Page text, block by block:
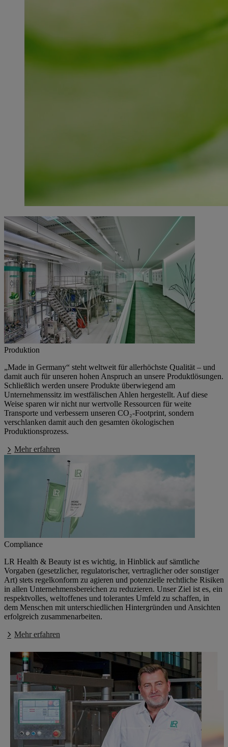
Produktion
„Made in Germany“ steht weltweit für allerhöchste Qualität – und
damit auch für unseren hohen Anspruch an unsere Produktlösungen.
Schließlich werden unsere Produkte überwiegend am
Unternehmenssitz im westfälischen Ahlen hergestellt. Auf diese
Weise sparen wir nicht nur wertvolle Ressourcen für weite
Transporte und verbessern unseren CO₂-Footprint, sondern
verschlanken damit auch den gesamten ökologischen
Produktionsprozess.
Mehr erfahren
Compliance
LR Health & Beauty ist es wichtig, in Hinblick auf sämtliche
Vorgaben (gesetzlicher, regulatorischer, vertraglicher oder sonstiger
Art) stets regelkonform zu agieren und potenzielle rechtliche Risiken
in allen Unternehmensbereichen zu reduzieren. Unser Ziel ist es, ein
respektvolles, weltoffenes und tolerantes Umfeld zu schaffen, in
dem Menschen mit unterschiedlichen Hintergründen und Ansichten
erfolgreich zusammenarbeiten.
Mehr erfahren